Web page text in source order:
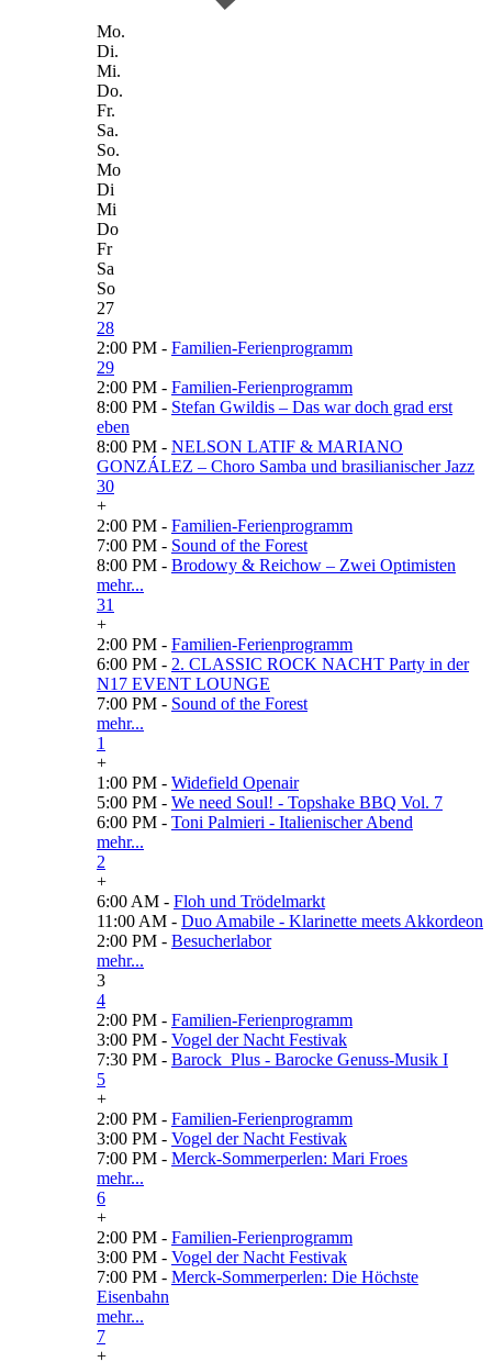
Mo.
Di.
Mi.
Do.
Fr.
Sa.
So.
Mo
Di
Mi
Do
Fr
Sa
So
27
28
2:00 PM - Familien-Ferienprogramm
29
2:00 PM - Familien-Ferienprogramm
8:00 PM - Stefan Gwildis – Das war doch grad erst
eben
8:00 PM - NELSON LATIF & MARIANO
GONZÁLEZ – Choro Samba und brasilianischer Jazz
30
+
2:00 PM - Familien-Ferienprogramm
7:00 PM - Sound of the Forest
8:00 PM - Brodowy & Reichow – Zwei Optimisten
mehr...
31
+
2:00 PM - Familien-Ferienprogramm
6:00 PM - 2. CLASSIC ROCK NACHT Party in der
N17 EVENT LOUNGE
7:00 PM - Sound of the Forest
mehr...
1
+
1:00 PM - Widefield Openair
5:00 PM - We need Soul! - Topshake BBQ Vol. 7
6:00 PM - Toni Palmieri - Italienischer Abend
mehr...
2
+
6:00 AM - Floh und Trödelmarkt
11:00 AM - Duo Amabile - Klarinette meets Akkordeon
2:00 PM - Besucherlabor
mehr...
3
4
2:00 PM - Familien-Ferienprogramm
3:00 PM - Vogel der Nacht Festivak
7:30 PM - Barock_Plus - Barocke Genuss-Musik I
5
+
2:00 PM - Familien-Ferienprogramm
3:00 PM - Vogel der Nacht Festivak
7:00 PM - Merck-Sommerperlen: Mari Froes
mehr...
6
+
2:00 PM - Familien-Ferienprogramm
3:00 PM - Vogel der Nacht Festivak
7:00 PM - Merck-Sommerperlen: Die Höchste
Eisenbahn
mehr...
7
+